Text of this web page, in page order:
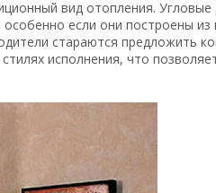
вид отопления.
если они построены из
стараются предложить
исполнения, что